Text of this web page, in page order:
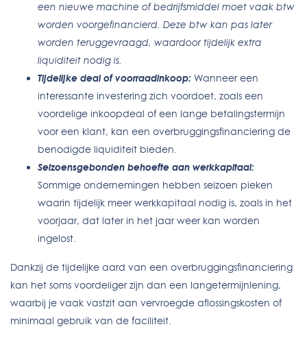
een nieuwe machine of bedrijfsmiddel moet vaak btw
worden voorgefinancierd. Deze btw kan pas later
worden teruggevraagd, waardoor tijdelijk extra
liquiditeit nodig is.
Tijdelijke deal of voorraadinkoop: Wanneer een
interessante investering zich voordoet, zoals een
voordelige inkoopdeal of een lange betalingstermijn
voor een klant, kan een overbruggingsfinanciering de
benodigde liquiditeit bieden.
Seizoensgebonden behoefte aan werkkapitaal:
Sommige ondernemingen hebben seizoen pieken
waarin tijdelijk meer werkkapitaal nodig is, zoals in het
voorjaar, dat later in het jaar weer kan worden
ingelost.
Dankzij de tijdelijke aard van een overbruggingsfinanciering
kan het soms voordeliger zijn dan een langetermijnlening,
waarbij je vaak vastzit aan vervroegde aflossingskosten of
minimaal gebruik van de faciliteit.